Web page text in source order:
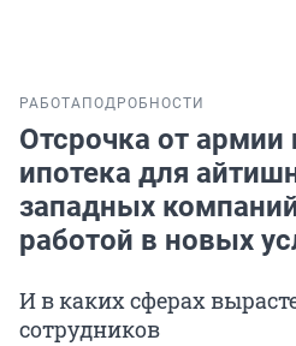
РАБОТА ПОДРОБНОСТИ
Отсрочка от армии
ипотека для
западных
работой в новых
И в каких сферах
сотрудников